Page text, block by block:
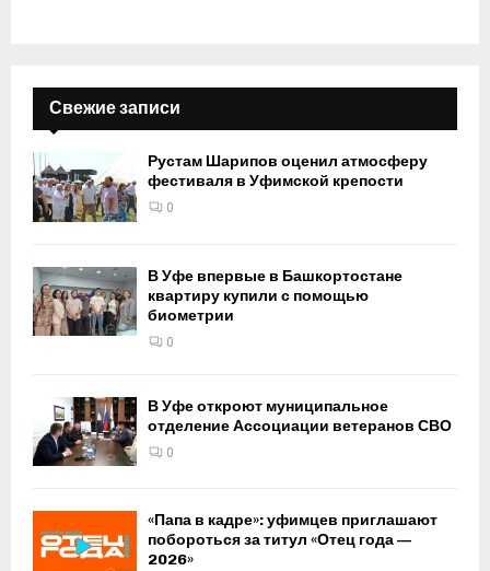
Свежие записи
Рустам Шарипов оценил атмосферу
фестиваля в Уфимской крепости
0
В Уфе впервые в Башкортостане
квартиру купили с помощью
биометрии
0
В Уфе откроют муниципальное
отделение Ассоциации ветеранов СВО
0
«Папа в кадре»: уфимцев приглашают
побороться за титул «Отец года —
2026»